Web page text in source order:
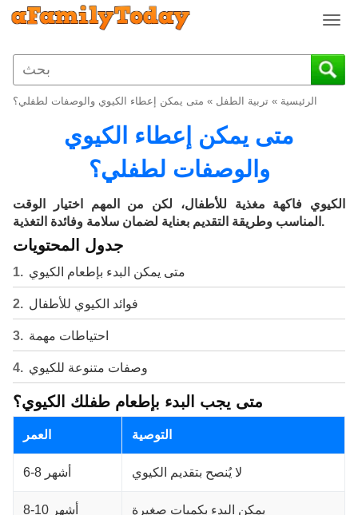
T
g
g
g
n
الرئيسية » تربية الطفل » متى يمكن إعطاء الكيوي والوصفات لطفلي؟
متى يمكن إعطاء الكيوي
والوصفات لطفلي؟
الكيوي فاكهة مغذية للأطفال، لكن من المهم اختيار الوقت
المناسب وطريقة التقديم بعناية لضمان سلامة وفائدة التغذية.
جدول المحتويات
متى يمكن البدء بإطعام الكيوي
فوائد الكيوي للأطفال
احتياطات مهمة
وصفات متنوعة للكيوي
متى يجب البدء بإطعام طفلك الكيوي؟
العمر التوصية
6-8 أشهر لا يُنصح بتقديم الكيوي
8-10 أشهر يمكن البدء بكميات صغيرة